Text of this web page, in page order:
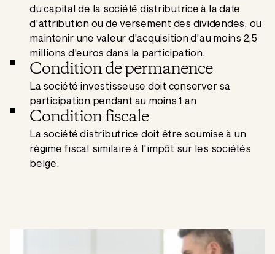
du capital de la société distributrice à la date
d'attribution ou de versement des dividendes, ou
maintenir une valeur d'acquisition d'au moins 2,5
millions d'euros dans la participation.
Condition de permanence
La société investisseuse doit conserver sa
participation pendant au moins 1 an
Condition fiscale
La société distributrice doit être soumise à un
régime fiscal similaire à l'impôt sur les sociétés
belge.